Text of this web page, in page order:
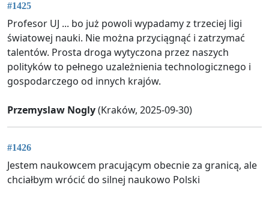
#1425
Profesor UJ ... bo już powoli wypadamy z trzeciej ligi
światowej nauki. Nie można przyciągnąć i zatrzymać
talentów. Prosta droga wytyczona przez naszych
polityków to pełnego uzależnienia technologicznego i
gospodarczego od innych krajów.
Przemyslaw Nogly(Kraków, 2025-09-30)
#1426
Jestem naukowcem pracującym obecnie za granicą, ale
chciałbym wrócić do silnej naukowo Polski